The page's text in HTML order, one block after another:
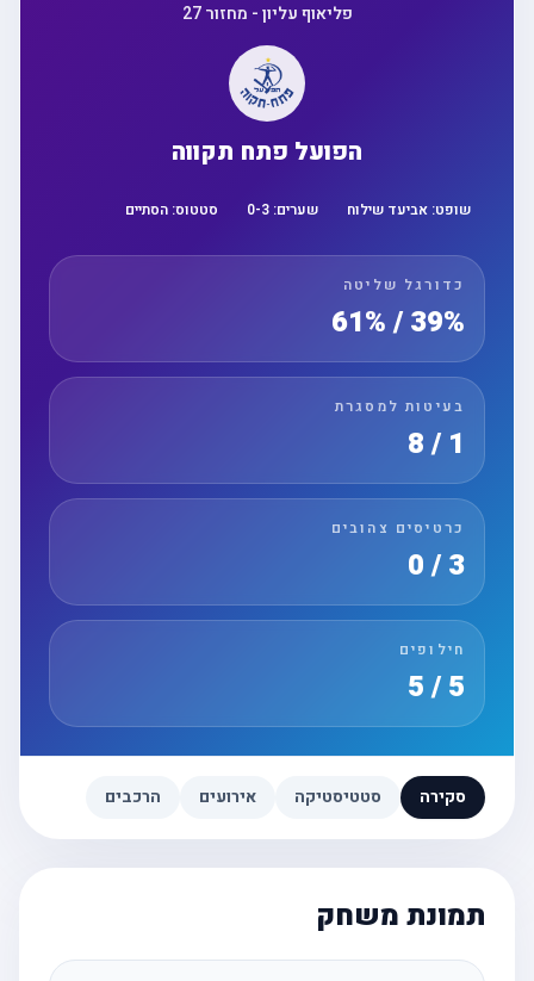
פליאוף עליון - מחזור 27
הפועל פתח תקווה
שופט:אביעד שילוח שערים: 0 -3 סטטוס:הסתיים
כדורגל שליטה
39% / 61%
בעיטות למסגרת
כרטיסים צהובים
3 / 0
חילופים
סקירה סטטיסטיקה אירועים הרכבים
תמונת משחק